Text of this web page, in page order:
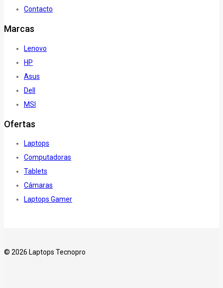
Contacto
Marcas
Lenovo
HP
Asus
Dell
MSI
Ofertas
Laptops
Computadoras
Tablets
Cámaras
Laptops Gamer
© 2026 Laptops Tecnopro